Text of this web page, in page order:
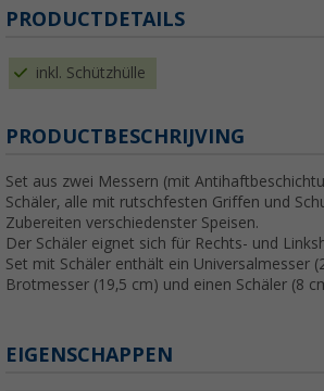
PRODUCTDETAILS
inkl. Schützhülle
PRODUCTBESCHRIJVING
Set aus zwei Messern (mit
Schäler, alle mit rutschfesten Griffen und
Zubereiten verschiedenster Speisen.
Der Schäler eignet sich für Rechts- und
Set mit Schäler enthält ein Universalmesser
Brotmesser (19,5 cm) und einen Schäler (8
EIGENSCHAPPEN